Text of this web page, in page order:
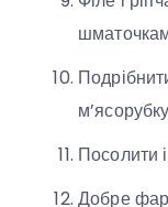
Посолити
Добре